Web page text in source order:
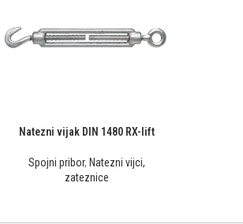
Natezni vijak DIN 1480 RX-lift
Spojni pribor, Natezni vijci,
zateznice